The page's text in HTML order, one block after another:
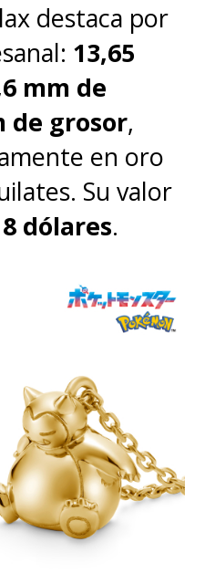
destaca por
13,65
mm de
de grosor,
en oro
Su valor
dólares.